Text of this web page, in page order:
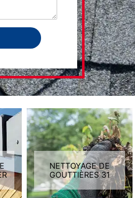
NETTOYAGE DE
GOUTTIÈRES 31